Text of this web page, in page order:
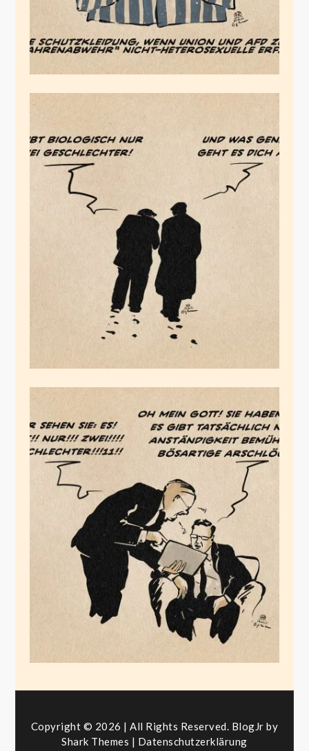
Was geht es Dich an!?
Februar 23, 2026
Es gibt nur zwei
Geschlechter
!!!111Elf!!
Juni 19, 2025
Copyright © 2026 | All Rights Reserved. BlogJr by
Shark Themes | Datenschutzerklärung